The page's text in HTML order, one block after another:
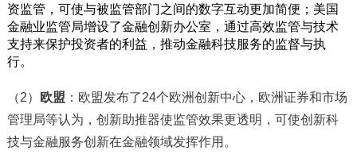
资监管，可使与被监管部门之间的数字互动更加简便；美国
金融业监管局增设了金融创新办公室，通过高效监管与技术
支持来保护投资者的利益，推动金融科技服务的监督与执
行。
（2） 欧盟 ：欧盟发布了24个欧洲创新中心，欧洲证券和市场
管理局等认为，创新助推器使监管效果更透明，可使创新科
技与金融服务创新在金融领域发挥作用。